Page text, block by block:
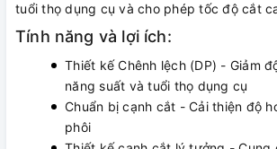
tuổi thọ dụng cụ và cho phép tốc độ cắt
Tính năng và lợi ích:
Thiết kế Chênh lệch (DP) - Giảm
năng suất và tuổi thọ dụng cụ
Chuẩn bị cạnh cắt - Cải thiện độ
phôi